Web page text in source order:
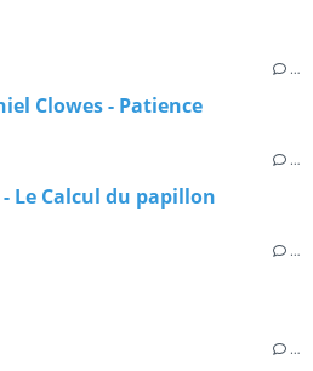
…
Clowes - Patience
…
Le Calcul du papillon
…
…